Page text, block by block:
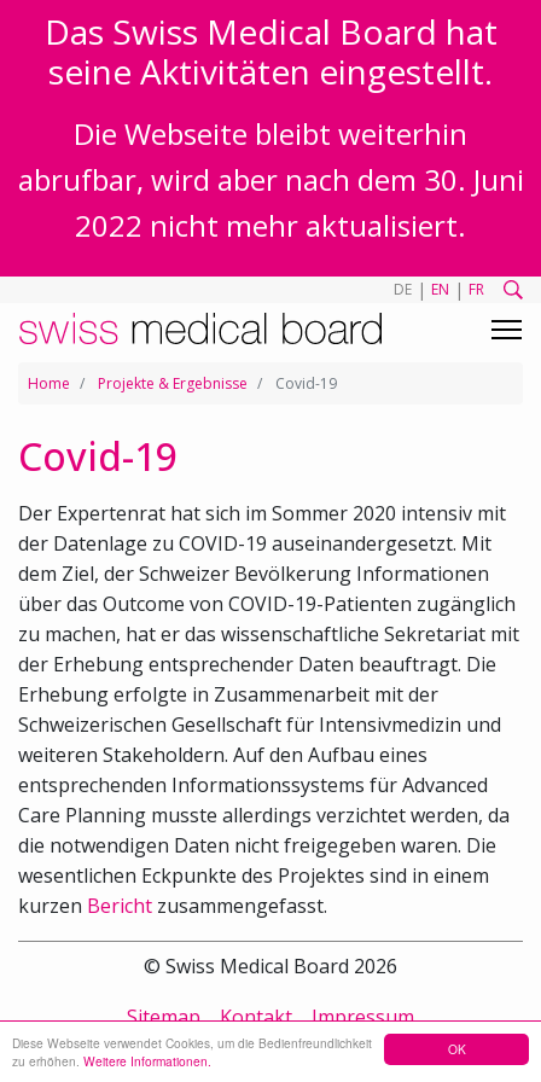
OK
Diese Webseite verwendet Cookies, um die Bedienfreundlichkeit
zu erhöhen. Weitere Informationen.
Das Swiss Medical Board hat
seine Aktivitäten eingestellt.
Die Webseite bleibt weiterhin
abrufbar, wird aber nach dem 30. Juni
2022 nicht mehr aktualisiert.
DE | EN | FR
Home Projekte & Ergebnisse Covid-19
Covid-19
Der Expertenrat hat sich im Sommer 2020 intensiv mit
der Datenlage zu COVID-19 auseinandergesetzt. Mit
dem Ziel, der Schweizer Bevölkerung Informationen
über das Outcome von COVID-19-Patienten zugänglich
zu machen, hat er das wissenschaftliche Sekretariat mit
der Erhebung entsprechender Daten beauftragt. Die
Erhebung erfolgte in Zusammenarbeit mit der
Schweizerischen Gesellschaft für Intensivmedizin und
weiteren Stakeholdern. Auf den Aufbau eines
entsprechenden Informationssystems für Advanced
Care Planning musste allerdings verzichtet werden, da
die notwendigen Daten nicht freigegeben waren. Die
wesentlichen Eckpunkte des Projektes sind in einem
kurzen Bericht zusammengefasst.
© Swiss Medical Board 2026
Sitemap
Kontakt Impressum